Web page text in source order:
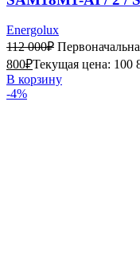
Energolux
112 000₽
800₽Текущая цена: 100
В корзину
-4%